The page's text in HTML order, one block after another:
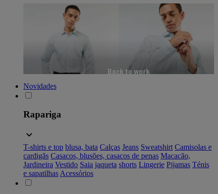
Back to work
Novidades
Rapariga
T-shirts e top blusa, bata Calças Jeans Sweatshirt Camisolas e
cardigãs Casacos, blusões, casacos de penas Macacão,
Jardineira Vestido Saia jaqueta shorts Lingerie Pijamas Ténis
e sapatilhas Acessórios